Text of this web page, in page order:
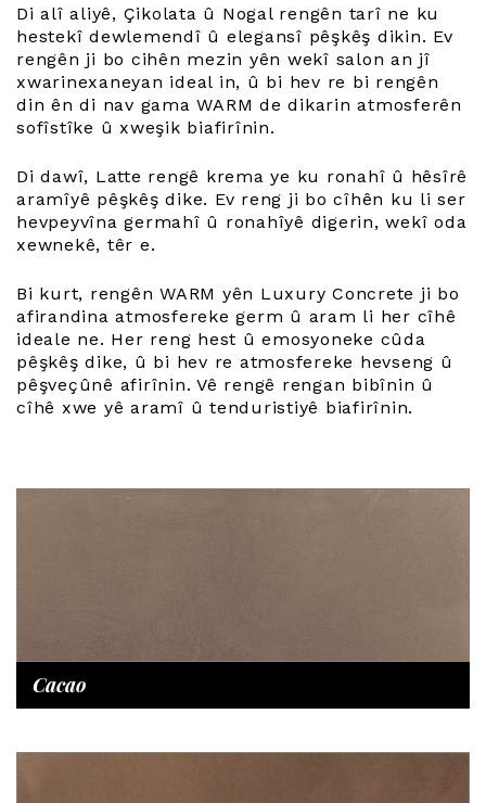
Di alî aliyê, Çikolata û Nogal rengên tarî ne ku
hestekî dewlemendî û elegansî pêşkêş dikin. Ev
rengên ji bo cihên mezin yên wekî salon an jî
xwarinexaneyan ideal in, û bi hev re bi rengên
din ên di nav gama WARM de dikarin atmosferên
sofîstîke û xweşik biafirînin.
Di dawî, Latte rengê krema ye ku ronahî û hêsîrê
aramîyê pêşkêş dike. Ev reng ji bo cîhên ku li ser
hevpeyvîna germahî û ronahîyê digerin, wekî oda
xewnekê, têr e.
Bi kurt, rengên WARM yên Luxury Concrete ji bo
afirandina atmosfereke germ û aram li her cîhê
ideale ne. Her reng hest û emosyoneke cûda
pêşkêş dike, û bi hev re atmosfereke hevseng û
pêşveçûnê afirînin. Vê rengê rengan bibînin û
cîhê xwe yê aramî û tenduristiyê biafirînin.
Cacao